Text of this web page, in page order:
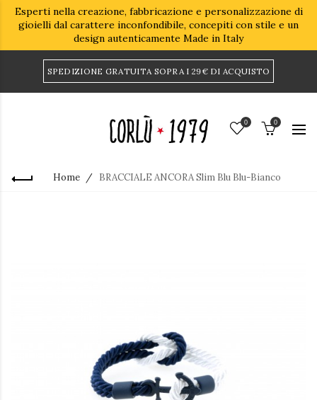
Esperti nella creazione, fabbricazione e personalizzazione di
gioielli dal carattere inconfondibile, concepiti con stile e un
design autenticamente Made in Italy
SPEDIZIONE GRATUITA SOPRA I 29€ DI ACQUISTO
0 0
Home BRACCIALE ANCORA Slim Blu Blu-Bianco